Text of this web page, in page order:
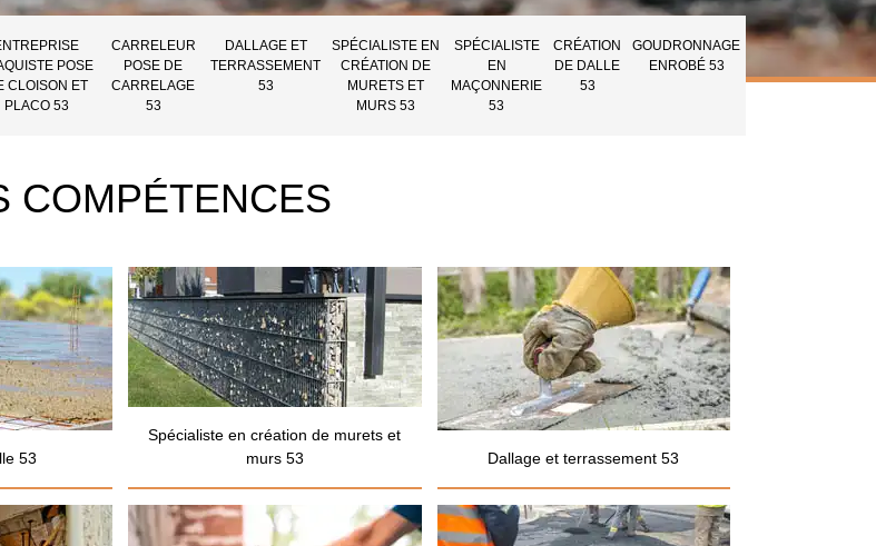
POSE
CLOISON ET
PLACO 53
CARRELEUR
POSE DE
CARRELAGE
53
DALLAGE ET
TERRASSEMENT
53
SPÉCIALISTE EN
CRÉATION DE
MURETS ET
MURS 53
SPÉCIALISTE
EN
MAÇONNERIE
53
CRÉATION
DE DALLE
53
GOUDRONNAGE
ENROBÉ 53
COMPÉTENCES
53
Spécialiste en création de murets et
murs 53
Dallage et terrassement 53